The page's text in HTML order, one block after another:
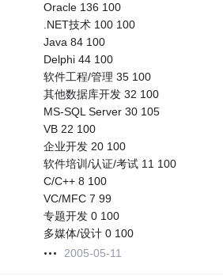
Oracle 136 100
.NET技术 100 100
Java 84 100
Delphi 44 100
软件工程/管理 35 100
其他数据库开发 32 100
MS-SQL Server 30 105
VB 22 100
企业开发 20 100
软件培训/认证/考试 11 100
C/C++ 8 100
VC/MFC 7 99
专题开发 0 100
多媒体/设计 0 100
2005-05-11